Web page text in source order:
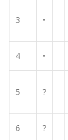
3 •
4 •
5 ?
6 ?